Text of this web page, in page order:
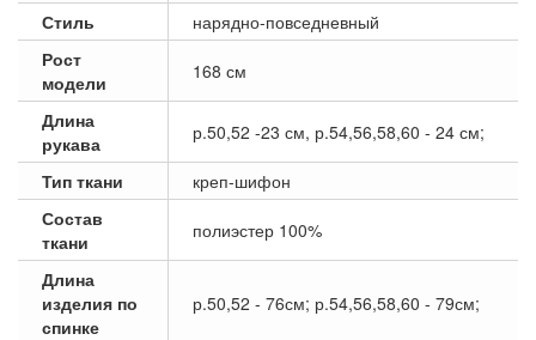
Стиль
нарядно-повседневный
Рост
модели
168 см
Длина
рукава
р.50,52 -23 см, р.54,56,58,60 - 24 см;
Тип ткани
креп-шифон
Состав
ткани
полиэстер 100%
Длина
изделия по
спинке
р.50,52 - 76см; р.54,56,58,60 - 79см;